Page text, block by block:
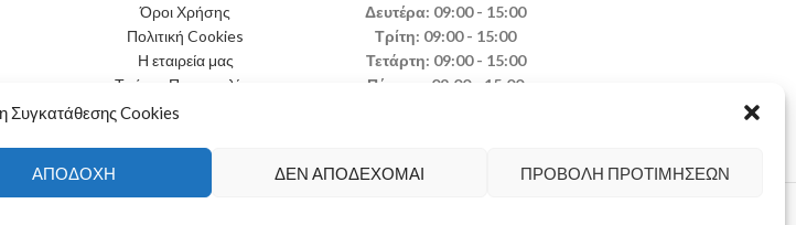
Συγκατάθεσης Cookies
ΑΠΟΔΟΧΉ ΔΕΝ ΑΠΟΔΈΧΟΜΑΙ ΠΡΟΒΟΛΉ ΠΡΟΤΙΜΉΣΕΩΝ
Όροι Χρήσης
Πολιτική Cookies
Η εταιρεία μας
Τρόποι Παραγγελίας
Τρόποι Αποστολής
Πολιτική Επιστροφών
Δευτέρα: 09:00 - 15:00
Τρίτη: 09:00 - 15:00
Τετάρτη: 09:00 - 15:00
Πέμπτη: 09:00 - 15:00